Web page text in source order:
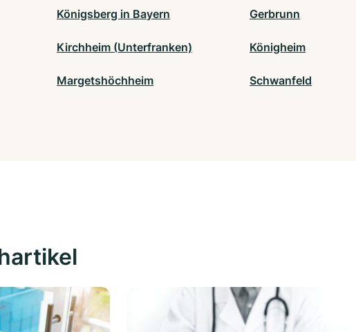
Königsberg in Bayern Gerbrunn
Kirchheim (Unterfranken) Königheim
Margetshöchheim Schwanfeld